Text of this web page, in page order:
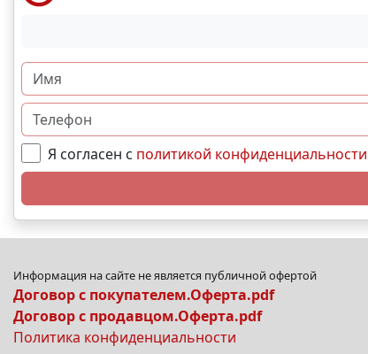
Я согласен с политикой конфиденциальности
Информация на сайте не является публичной офертой
Договор с покупателем.Оферта.pdf
Договор с продавцом.Оферта.pdf
Политика конфиденциальности